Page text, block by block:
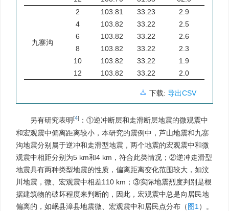
九寨沟
2 103.81 33.23
2.9
4
103.82 33.22
2.5
6
103.82 33.22
2.6
8
103.82 33.22
2.3
10
103.82 33.22
1.9
12
103.82 33.22 2.0
下载: 导出CSV
另有研究表明[4] ：①逆冲断层和走滑断层地震的微观震中
和宏观震中偏离距离较小，本研究的震例中，芦山地震和九寨
沟地震分别属于逆冲和走滑型地震，两个地震的宏观震中和微
观震中相距分别为5 km和4 km，符合此类情况；②逆冲走滑型
地震具有两种类型地震的性质，偏离距离变化范围较大，如汶
川地震，微、宏观震中相差110 km；③实际地震烈度判别是根
据建筑物的破坏程度来判断的，因此，宏观震中总是向居民地
偏离的，如岷县漳县地震微、宏观震中和居民点分布（图1 ）。